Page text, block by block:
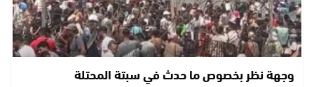
وجهة نظر بخصوص ما حدث في سبتة المحتلة